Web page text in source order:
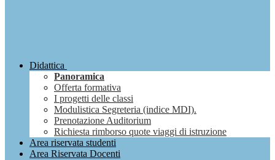
Didattica
Panoramica
Offerta formativa
I progetti delle classi
Modulistica Segreteria (indice MDI).
Prenotazione Auditorium
Richiesta rimborso quote viaggi di istruzione
Area riservata studenti
Area Riservata Docenti